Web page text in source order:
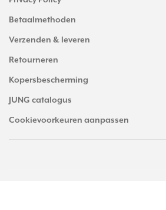
Betaalmethoden
Verzenden & leveren
Retourneren
Kopersbescherming
JUNG catalogus
Cookievoorkeuren aanpassen